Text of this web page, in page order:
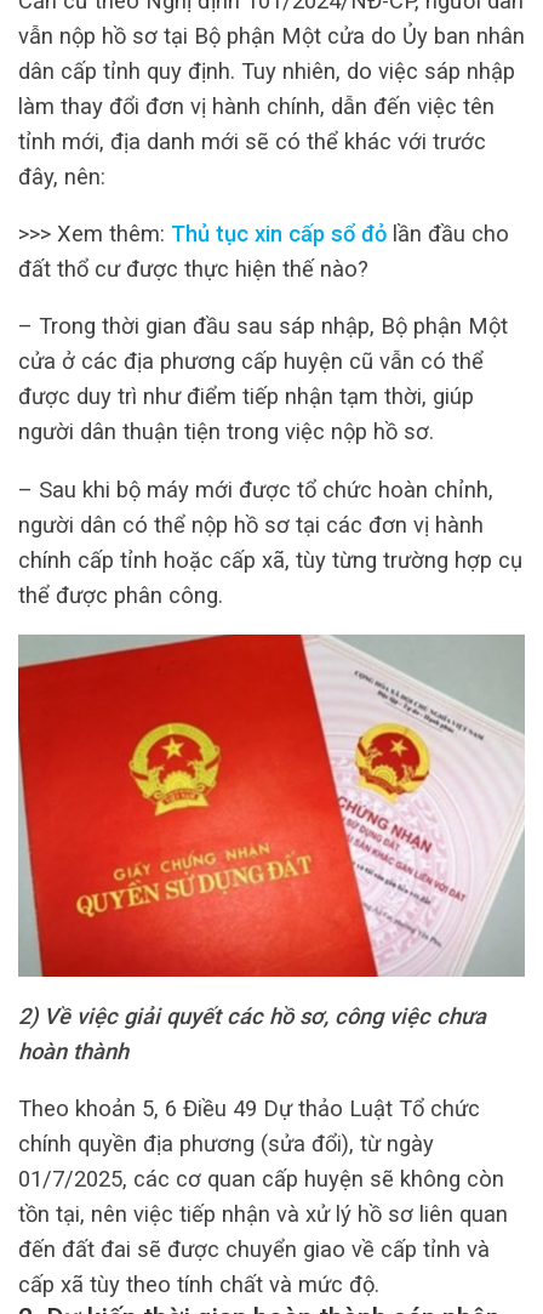
vẫn nộp hồ sơ tại Bộ phận Một cửa do Ủy ban nhân
dân cấp tỉnh quy định. Tuy nhiên, do việc sáp nhập
làm thay đổi đơn vị hành chính, dẫn đến việc tên
tỉnh mới, địa danh mới sẽ có thể khác với trước
đây, nên:
>>> Xem thêm: Thủ tục xin cấp sổ đỏ lần đầu cho
đất thổ cư được thực hiện thế nào?
– Trong thời gian đầu sau sáp nhập, Bộ phận Một
cửa ở các địa phương cấp huyện cũ vẫn có thể
được duy trì như điểm tiếp nhận tạm thời, giúp
người dân thuận tiện trong việc nộp hồ sơ.
– Sau khi bộ máy mới được tổ chức hoàn chỉnh,
người dân có thể nộp hồ sơ tại các đơn vị hành
chính cấp tỉnh hoặc cấp xã, tùy từng trường hợp cụ
thể được phân công.
2) Về việc giải quyết các hồ sơ, công việc chưa
hoàn thành
Theo khoản 5, 6 Điều 49 Dự thảo Luật Tổ chức
chính quyền địa phương (sửa đổi), từ ngày
01/7/2025, các cơ quan cấp huyện sẽ không còn
tồn tại, nên việc tiếp nhận và xử lý hồ sơ liên quan
đến đất đai sẽ được chuyển giao về cấp tỉnh và
cấp xã tùy theo tính chất và mức độ.